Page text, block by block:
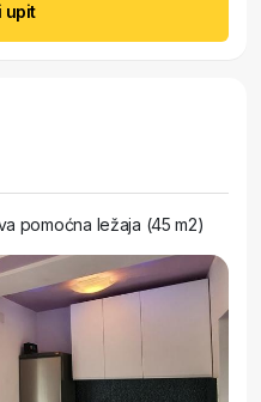
upit
pomoćna ležaja (45 m2)